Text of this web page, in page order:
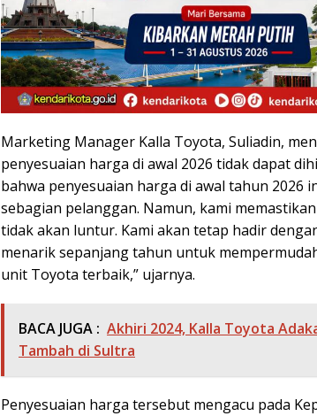
Marketing Manager Kalla Toyota, Suliadin,
penyesuaian harga di awal 2026 tidak dapat
bahwa penyesuaian harga di awal tahun 2026
sebagian pelanggan. Namun, kami
tidak akan luntur. Kami akan tetap hadir
menarik sepanjang tahun untuk
unit Toyota terbaik,” ujarnya.
BACA JUGA : Akhiri 2024, Kalla Toyota
Tambah di Sultra
Penyesuaian harga tersebut mengacu pada